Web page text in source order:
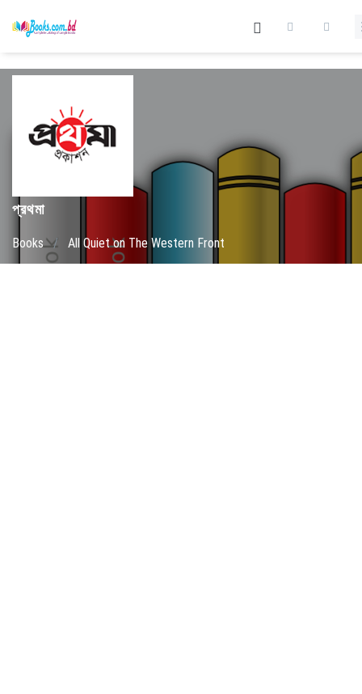
প্রথমা
Books / All Quiet on The Western Front